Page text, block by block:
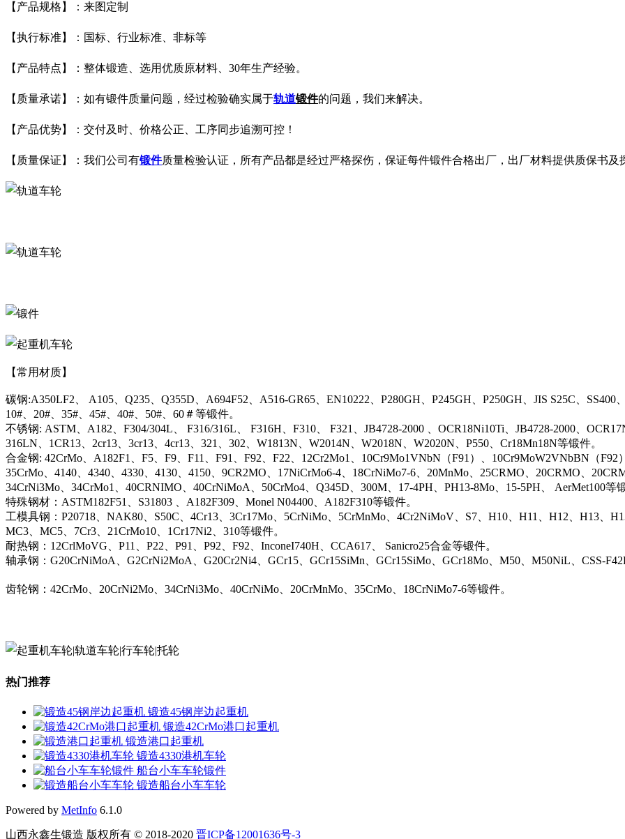
【产品规格】：来图定制
【执行标准】：国标、行业标准、非标等
【产品特点】：整体锻造、选用优质原材料、30年生产经验。
【质量承诺】：如有锻件质量问题，经过检验确实属于轨道锻件的问题，我们来解决。
【产品优势】：交付及时、价格公正、工序同步追溯可控！
【质量保证】：我们公司有锻件质量检验认证，所有产品都是经过严格探伤，保证每件锻件合格出厂，出厂材料提供质保书及
【常用材质】
碳钢:A350LF2、 A105、Q235、Q355D、A694F52、A516-GR65、EN10222、P280GH、P245GH、P250GH、JIS S25C、SS400
10#、20#、35#、45#、40#、50#、60＃等锻件。
不锈钢: ASTM、A182、F304/304L、 F316/316L、 F316H、F310、 F321、JB4728-2000 、OCR18Ni10Ti、JB4728-2000、
316LN、1CR13、2cr13、3cr13、4cr13、321、302、W1813N、W2014N、W2018N、W2020N、P550、Cr18Mn18N等锻件。
合金钢: 42CrMo、A182F1、F5、F9、F11、F91、F92、F22、12Cr2Mo1、10Cr9Mo1VNbN（F91）、10Cr9MoW2VNbBN（F92
35CrMo、4140、4340、4330、4130、4150、9CR2MO、17NiCrMo6-4、18CrNiMo7-6、20MnMo、25CRMO、20CRMO、
34CrNi3Mo、34CrMo1、40CRNIMO、40CrNiMoA、50CrMo4、Q345D、300M、17-4PH、PH13-8Mo、15-5PH、 AerMet100等
特殊钢材：ASTM182F51、S31803 、A182F309、Monel N04400、A182F310等锻件。
工模具钢：P20718、NAK80、S50C、4Cr13、3Cr17Mo、5CrNiMo、5CrMnMo、4Cr2NiMoV、S7、H10、H11、H12、H13、
MC3、MC5、7Cr3、21CrMo10、1Cr17Ni2、310等锻件。
耐热钢：12CrlMoVG、P11、P22、P91、P92、F92、InconeI740H、CCA617、 Sanicro25合金等锻件。
轴承钢：G20CrNiMoA、G2CrNi2MoA、G20Cr2Ni4、GCr15、GCr15SiMn、GCr15SiMo、GCr18Mo、M50、M50NiL、CSS-
齿轮钢：42CrMo、20CrNi2Mo、34CrNi3Mo、40CrNiMo、20CrMnMo、35CrMo、18CrNiMo7-6等锻件。
热门推荐
锻造45钢岸边起重机
锻造42CrMo港口起重机
锻造港口起重机
锻造4330港机车轮
船台小车车轮锻件
锻造船台小车车轮
Powered by MetInfo 6.1.0
山西永鑫生锻造 版权所有 © 2018-2020 晋ICP备12001636号-3